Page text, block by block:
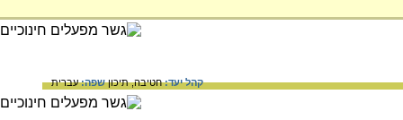
קהל יעד:חטיבה,תיכוןשפה:עברית